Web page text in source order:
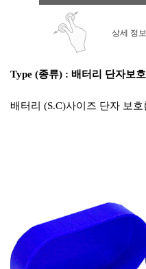
상세 정
Type (종류) : 배터리 단자보
배터리 (S.C)사이즈 단자 보